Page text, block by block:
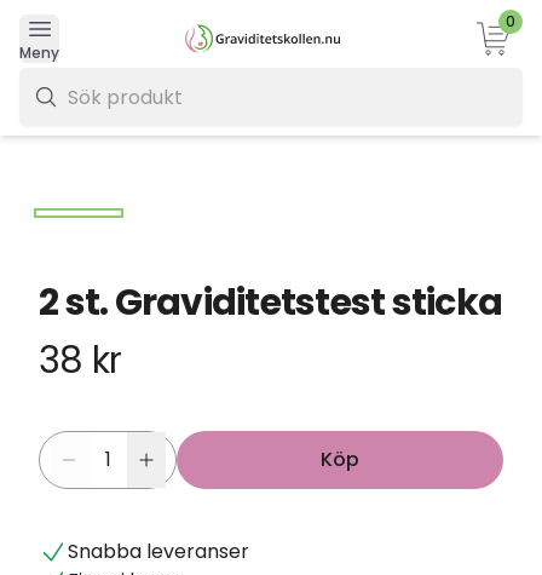
Meny
0
2 st. Graviditetstest sticka
38 kr
Köp
Snabba leveranser